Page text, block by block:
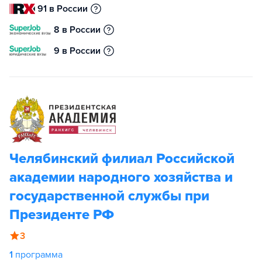
91 в России
8 в России
9 в России
Челябинский филиал Российской
академии народного хозяйства и
государственной службы при
Президенте РФ
3
1 программа